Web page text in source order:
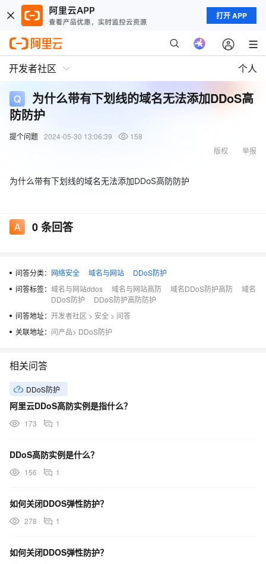
打开 APP
开发者社区 个人
为什么带有下划线的域名无法添加DDoS高
防防护
提个问题 2024-05-30 13:06:39
158
举报
版权
为什么带有下划线的域名无法添加DDoS高防防护
0条回答
问答分类： 网络安全 域名与网站
DDoS防护
问答标签： 域名与网站ddos 域名与网站高防 域名DDoS防护高防
域名
DDoS防护
DDoS防护高防防护
问答地址： 开发者社区 > 安全 > 问答
关联地址： 问产品> DDoS防护
相关问答
DDoS防护
阿里云DDoS高防实例是指什么？
173 1
DDoS高防实例是什么？
156 1
如何关闭DDOS弹性防护？
278 1
如何关闭DDOS弹性防护？